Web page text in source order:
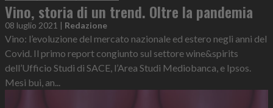
Vino, storia di un trend. Oltre la pandemia
08 luglio 2021 | Redazione
Vino: l’evoluzione del mercato nazionale ed estero negli anni del
Covid. Il primo report congiunto sul settore wine&spirits
dell’Ufficio Studi di SACE, l’Area Studi Mediobanca, e Ipsos.
Mesi bui, an...